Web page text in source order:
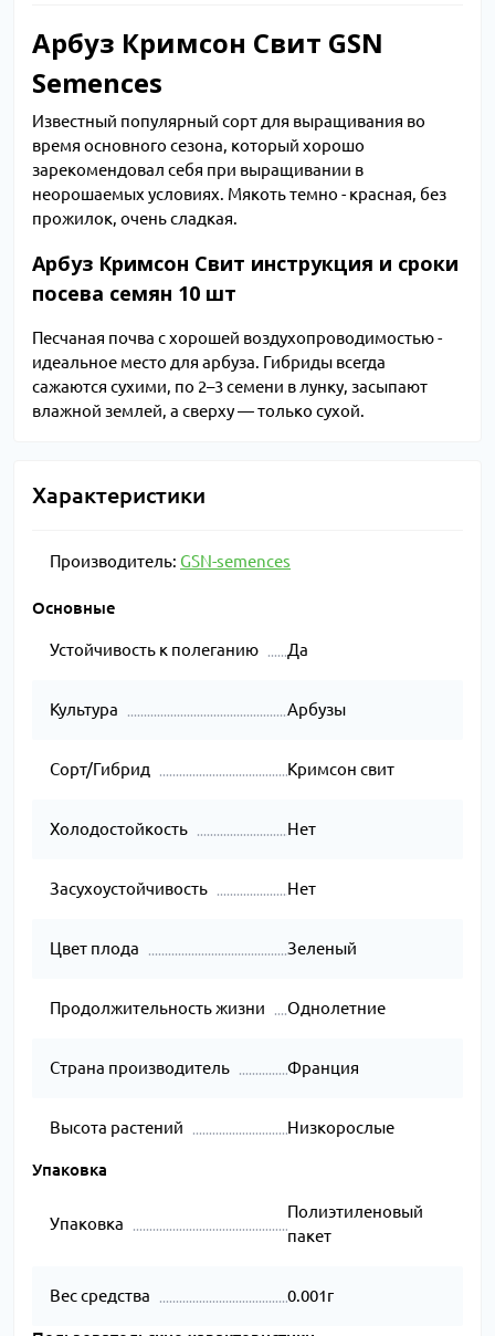
Арбуз Кримсон Свит GSN
Semences
Известный популярный сорт для выращивания во
время основного сезона, который хорошо
зарекомендовал себя при выращивании в
неорошаемых условиях. Мякоть темно - красная, без
прожилок, очень сладкая.
Арбуз Кримсон Свит инструкция и сроки
посева семян 10 шт
Песчаная почва с хорошей воздухопроводимостью -
идеальное место для арбуза. Гибриды всегда
сажаются сухими, по 2–3 семени в лунку, засыпают
влажной землей, а сверху — только сухой.
Характеристики
Производитель: GSN-semences
Основные
Устойчивость к полеганию Да
Культура Арбузы
Сорт/Гибрид Кримсон свит
Холодостойкость Нет
Засухоустойчивость Нет
Цвет плода Зеленый
Продолжительность жизни Однолетние
Страна производитель Франция
Высота растений Низкорослые
Упаковка
Упаковка
Полиэтиленовый
пакет
Вес средства 0.001г